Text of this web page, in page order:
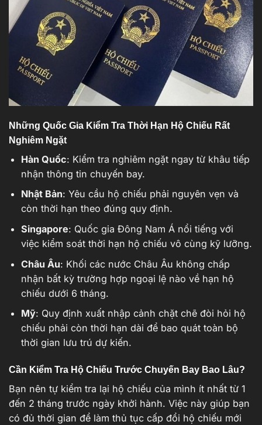
Những Quốc Gia Kiểm Tra Thời Hạn Hộ Chiếu Rất
Nghiêm Ngặt
Hàn Quốc: Kiểm tra nghiêm ngặt ngay từ khâu tiếp
nhận thông tin chuyến bay.
Nhật Bản: Yêu cầu hộ chiếu phải nguyên vẹn và
còn thời hạn theo đúng quy định.
Singapore: Quốc gia Đông Nam Á nổi tiếng với
việc kiểm soát thời hạn hộ chiếu vô cùng kỹ lưỡng.
Châu Âu: Khối các nước Châu Âu không chấp
nhận bất kỳ trường hợp ngoại lệ nào về hạn hộ
chiếu dưới 6 tháng.
Mỹ: Quy định xuất nhập cảnh chặt chẽ đòi hỏi hộ
chiếu phải còn thời hạn dài để bao quát toàn bộ
thời gian lưu trú dự kiến.
Cần Kiểm Tra Hộ Chiếu Trước Chuyến Bay Bao Lâu?
Bạn nên tự kiểm tra lại hộ chiếu của mình ít nhất từ 1
đến 2 tháng trước ngày khởi hành. Việc này giúp bạn
có đủ thời gian để làm thủ tục cấp đổi hộ chiếu mới